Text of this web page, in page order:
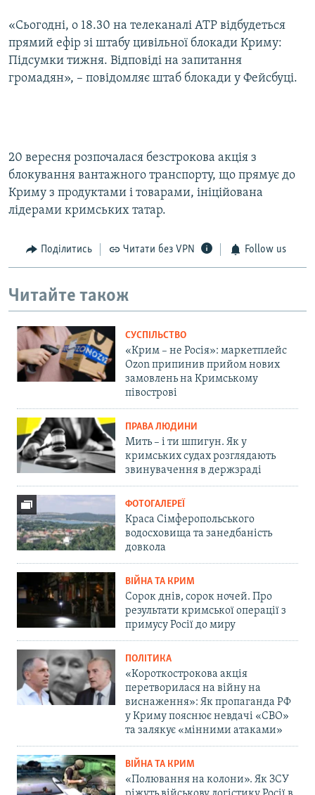
«Сьогодні, о 18.30 на телеканалі АТР відбудеться
прямий ефір зі штабу цивільної блокади Криму:
Підсумки тижня. Відповіді на запитання
громадян», – повідомляє штаб блокади у Фейсбуці.
20 вересня розпочалася безстрокова акція з
блокування вантажного транспорту, що прямує до
Криму з продуктами і товарами, ініційована
лідерами кримських татар.
Поділитись Читати без VPN Follow us
Читайте також
СУСПІЛЬСТВО
«Крим – не Росія»: маркетплейс
Ozon припинив прийом нових
замовлень на Кримському
півострові
ПРАВА ЛЮДИНИ
Мить – і ти шпигун. Як у
кримських судах розглядають
звинувачення в держзраді
ФОТОГАЛЕРЕЇ
Краса Сімферопольського
водосховища та занедбаність
довкола
ВІЙНА ТА КРИМ
Сорок днів, сорок ночей. Про
результати кримської операції з
примусу Росії до миру
ПОЛІТИКА
«Короткострокова акція
перетворилася на війну на
виснаження»: Як пропаганда РФ
у Криму пояснює невдачі «СВО»
та залякує «мінними атаками»
ВІЙНА ТА КРИМ
«Полювання на колони». Як ЗСУ